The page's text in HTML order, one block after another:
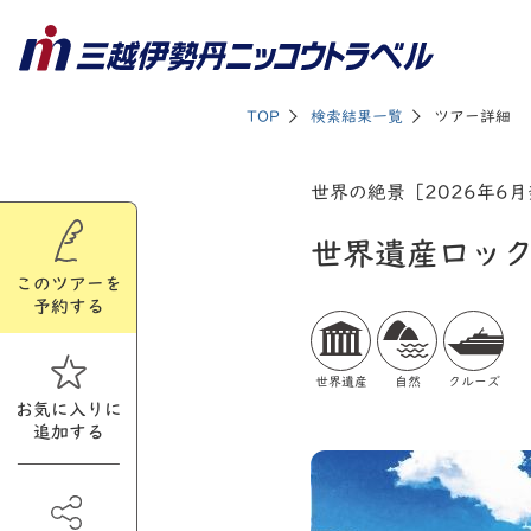
このツアーを
予約する
お気に入りに
追加する
TOP 検索結果一覧 ツアー詳細
世界の絶景［2026年6月
世界遺産ロッ
世界遺産 自然 クルーズ